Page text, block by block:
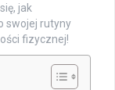
jak
swojej rutyny
fizycznej!